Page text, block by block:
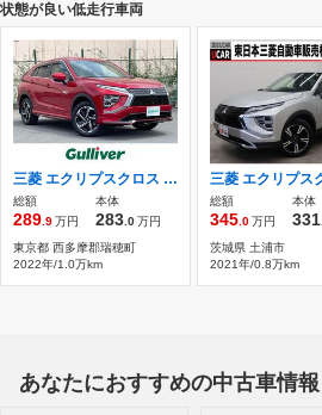
状態が良い低走行車両
三菱 エクリプスクロス PHEV 2.4 P 4WD ワンオーナー マルチアラウンドモニター
総額
289 .9万円
本体
283 .0万円
東京都 西多摩郡瑞穂町
2022年/1.0万km
総額
345 .0万円
本体
331
茨城県 土浦市
2021年/0.8万km
あなたにおすすめの中古車情報